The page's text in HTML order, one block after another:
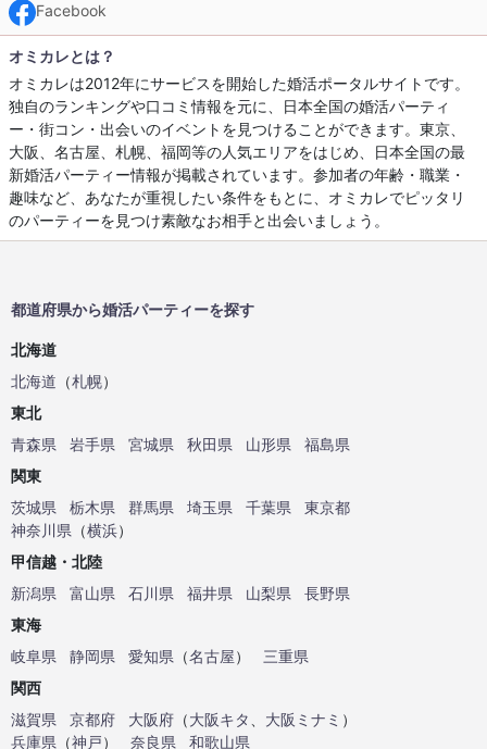
Facebook
オミカレとは？
オミカレは2012年にサービスを開始した婚活ポータルサイトです。
独自のランキングや口コミ情報を元に、日本全国の婚活パーティ
ー・街コン・出会いのイベントを見つけることができます。東京、
大阪、名古屋、札幌、福岡等の人気エリアをはじめ、日本全国の最
新婚活パーティー情報が掲載されています。参加者の年齢・職業・
趣味など、あなたが重視したい条件をもとに、オミカレでピッタリ
のパーティーを見つけ素敵なお相手と出会いましょう。
都道府県から婚活パーティーを探す
北海道
北海道 （札幌）
東北
青森県
岩手県 宮城県 秋田県 山形県
福島県
関東
茨城県
栃木県 群馬県 埼玉県 千葉県
東京都
神奈川県 （横浜）
甲信越・北陸
新潟県
富山県 石川県 福井県 山梨県
長野県
東海
岐阜県
静岡県 愛知県 （名古屋）
三重県
関西
滋賀県
京都府 大阪府 （大阪キタ 大阪ミナミ ）
兵庫県 （神戸） 奈良県
和歌山県